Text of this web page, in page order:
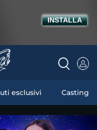
esclusivi Casting
INSTALLA